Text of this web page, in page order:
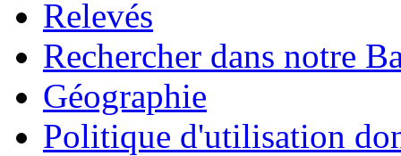
Relevés
Rechercher dans notre
Géographie
Politique d'utilisation